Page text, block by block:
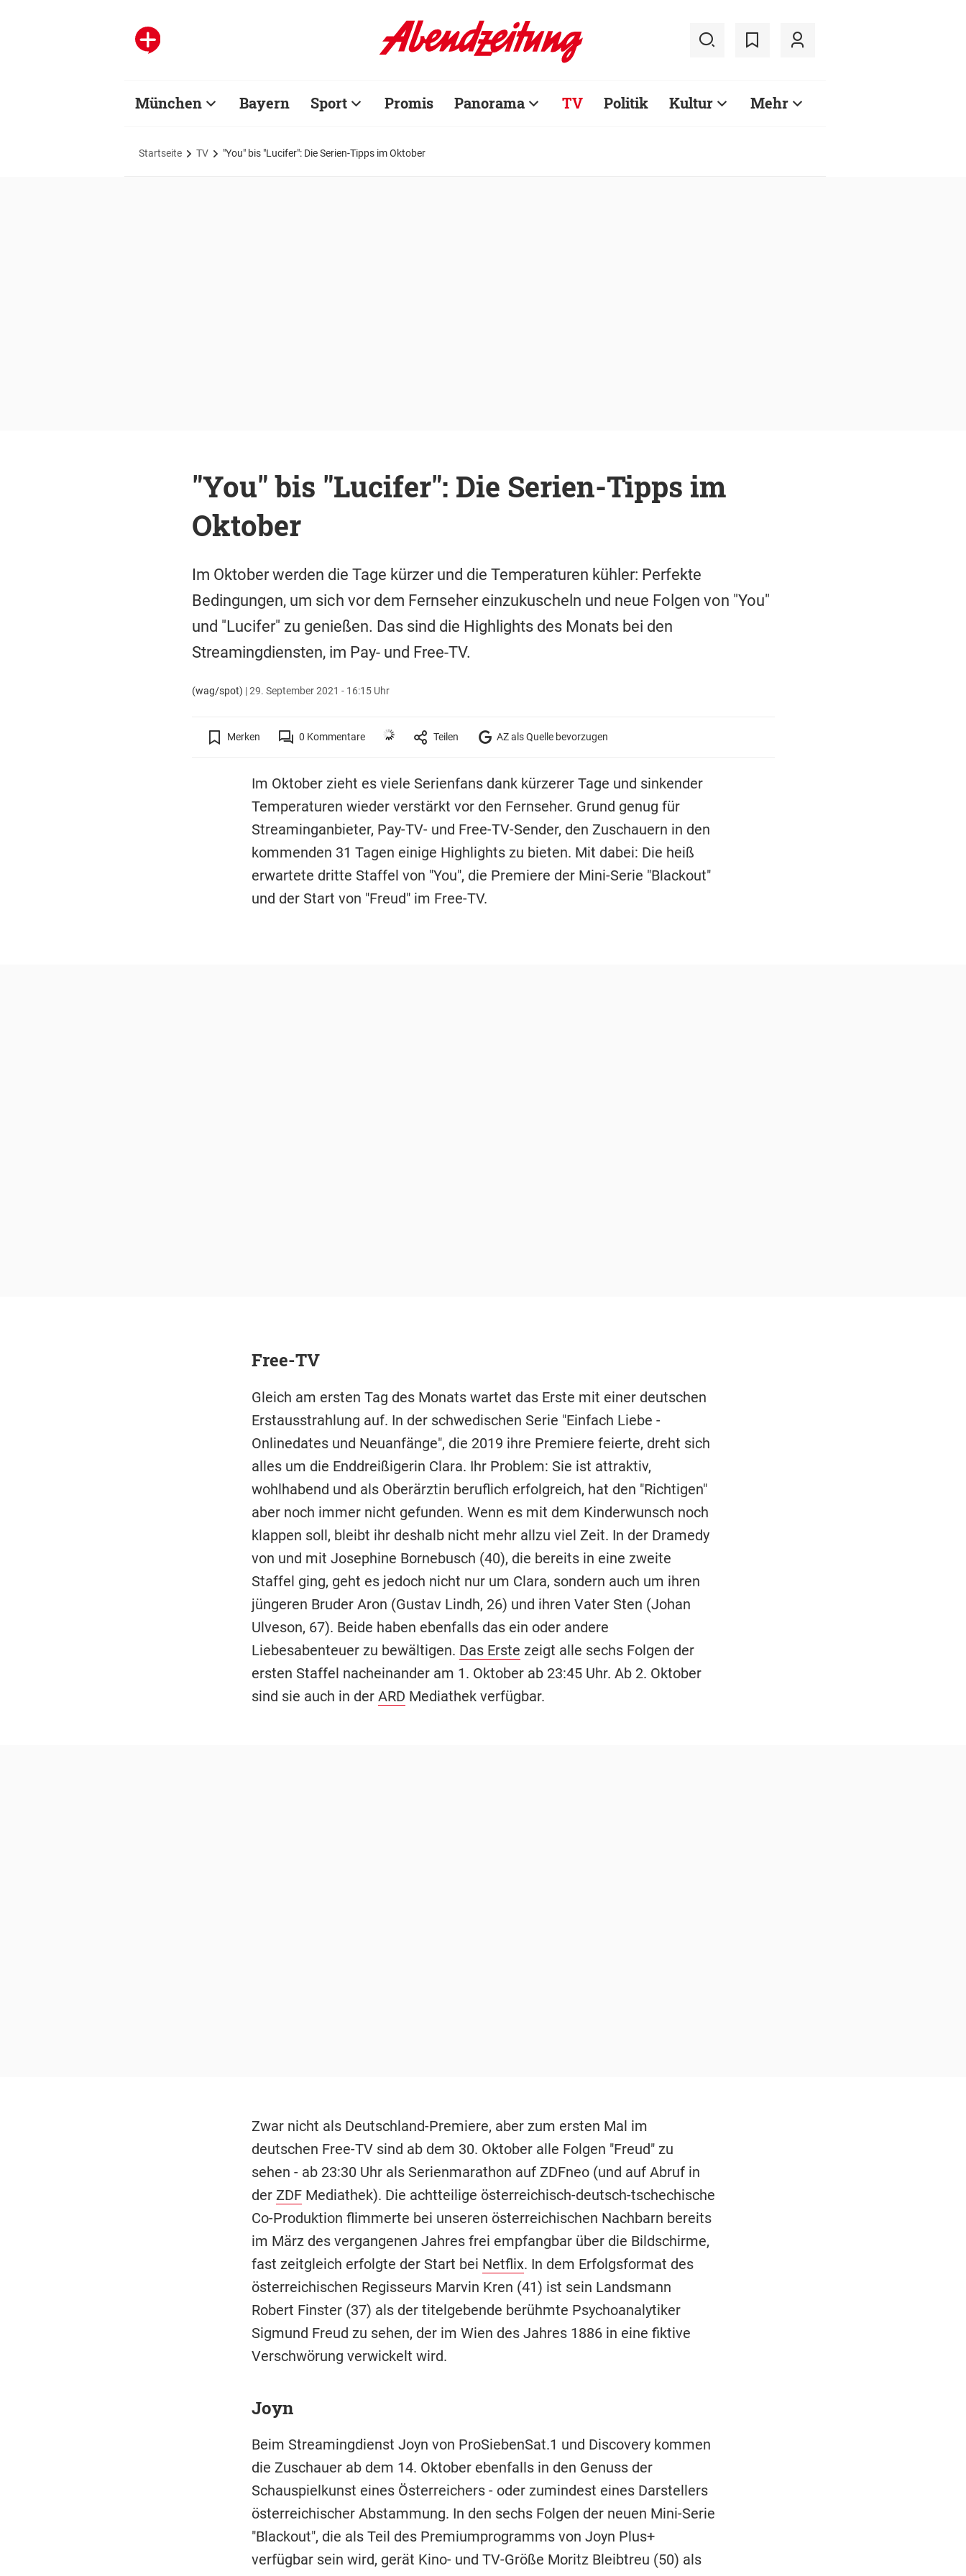
München Bayern Sport Promis Panorama TV Politik Kultur Mehr
Startseite TV "You" bis "Lucifer": Die Serien-Tipps im Oktober
"You" bis "Lucifer": Die Serien-Tipps im
Oktober
Im Oktober werden die Tage kürzer und die Temperaturen kühler: Perfekte
Bedingungen, um sich vor dem Fernseher einzukuscheln und neue Folgen von "You"
und "Lucifer" zu genießen. Das sind die Highlights des Monats bei den
Streamingdiensten, im Pay- und Free-TV.
(wag/spot) |29. September 2021 - 16:15 Uhr
Merken 0 Kommentare Teilen AZ als Quelle bevorzugen
Im Oktober zieht es viele Serienfans dank kürzerer Tage und sinkender
Temperaturen wieder verstärkt vor den Fernseher. Grund genug für
Streaminganbieter, Pay-TV- und Free-TV-Sender, den Zuschauern in den
kommenden 31 Tagen einige Highlights zu bieten. Mit dabei: Die heiß
erwartete dritte Staffel von "You", die Premiere der Mini-Serie "Blackout"
und der Start von "Freud" im Free-TV.
Free-TV
Gleich am ersten Tag des Monats wartet das Erste mit einer deutschen
Erstausstrahlung auf. In der schwedischen Serie "Einfach Liebe -
Onlinedates und Neuanfänge", die 2019 ihre Premiere feierte, dreht sich
alles um die Enddreißigerin Clara. Ihr Problem: Sie ist attraktiv,
wohlhabend und als Oberärztin beruflich erfolgreich, hat den "Richtigen"
aber noch immer nicht gefunden. Wenn es mit dem Kinderwunsch noch
klappen soll, bleibt ihr deshalb nicht mehr allzu viel Zeit. In der Dramedy
von und mit Josephine Bornebusch (40), die bereits in eine zweite
Staffel ging, geht es jedoch nicht nur um Clara, sondern auch um ihren
jüngeren Bruder Aron (Gustav Lindh, 26) und ihren Vater Sten (Johan
Ulveson, 67). Beide haben ebenfalls das ein oder andere
Liebesabenteuer zu bewältigen. Das Erste zeigt alle sechs Folgen der
ersten Staffel nacheinander am 1. Oktober ab 23:45 Uhr. Ab 2. Oktober
sind sie auch in der ARD Mediathek verfügbar.
Zwar nicht als Deutschland-Premiere, aber zum ersten Mal im
deutschen Free-TV sind ab dem 30. Oktober alle Folgen "Freud" zu
sehen - ab 23:30 Uhr als Serienmarathon auf ZDFneo (und auf Abruf in
der ZDFMediathek). Die achtteilige österreichisch-deutsch-tschechische
Co-Produktion flimmerte bei unseren österreichischen Nachbarn bereits
im März des vergangenen Jahres frei empfangbar über die Bildschirme,
fast zeitgleich erfolgte der Start bei Netflix. In dem Erfolgsformat des
österreichischen Regisseurs Marvin Kren (41) ist sein Landsmann
Robert Finster (37) als der titelgebende berühmte Psychoanalytiker
Sigmund Freud zu sehen, der im Wien des Jahres 1886 in eine fiktive
Verschwörung verwickelt wird.
Joyn
Beim Streamingdienst Joyn von ProSiebenSat.1 und Discovery kommen
die Zuschauer ab dem 14. Oktober ebenfalls in den Genuss der
Schauspielkunst eines Österreichers - oder zumindest eines Darstellers
österreichischer Abstammung. In den sechs Folgen der neuen Mini-Serie
"Blackout", die als Teil des Premiumprogramms von Joyn Plus+
verfügbar sein wird, gerät Kino- und TV-Größe Moritz Bleibtreu (50) als